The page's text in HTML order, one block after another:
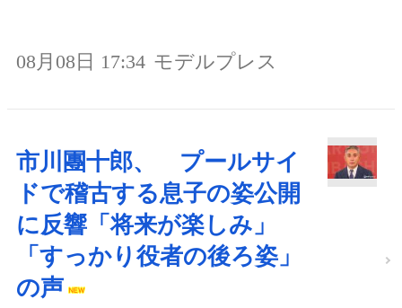
08月08日 17:34 モデルプレス
市川團十郎、 プールサイ
ドで稽古する息子の姿公開
に反響「将来が楽しみ」
「すっかり役者の後ろ姿」
の声